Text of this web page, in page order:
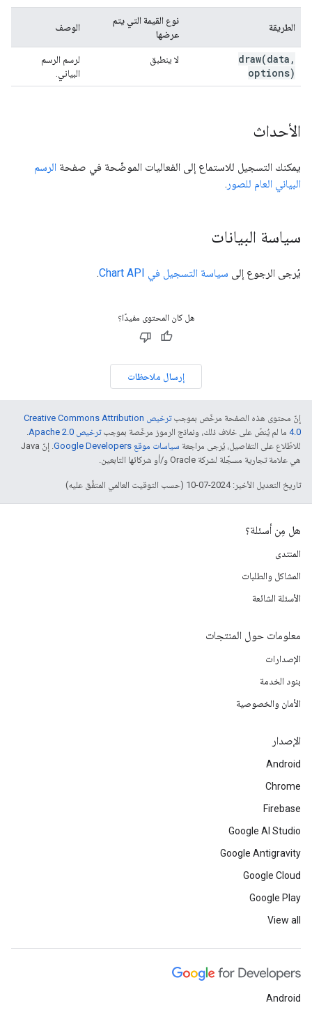
الطريقة
نوع القيمة التي يتم
عرضها
الوصف
draw(data ,
options)
لا ينطبق
لرسم الرسم
البياني.
الأحداث
يمكنك التسجيل للاستماع إلى الفعاليات الموضّحة في صفحة الرسم
البياني العام للصور .
سياسة البيانات
يُرجى الرجوع إلى سياسة التسجيل في Chart API .
هل كان المحتوى مفيدًا؟
إرسال ملاحظات
إنّ محتوى هذه الصفحة مرخّص بموجب
ترخيص Creative Commons Attribution
4.0‏ ما لم يُنصّ على خلاف ذلك، ونماذج الرموز مرخّصة بموجبترخيص Apache 2.0‏
.
للاطّلاع على التفاصيل، يُرجى مراجعة سياسات موقع Google Developers‏
. إنّ Java
هي علامة تجارية مسجَّلة لشركة Oracle و/أو شركائها التابعين.
تاريخ التعديل الأخير: 2024-07-10 (حسب التوقيت العالمي المتفَّق عليه)
هل مِن أسئلة؟
المنتدى
المشاكل والطلبات
الأسئلة الشائعة
معلومات حول المنتجات
الإصدارات
بنود الخدمة
الأمان والخصوصية
الإصدار
Android
Chrome
Firebase
Google AI Studio
Google Antigravity
Google Cloud
Google Play
View all
Android